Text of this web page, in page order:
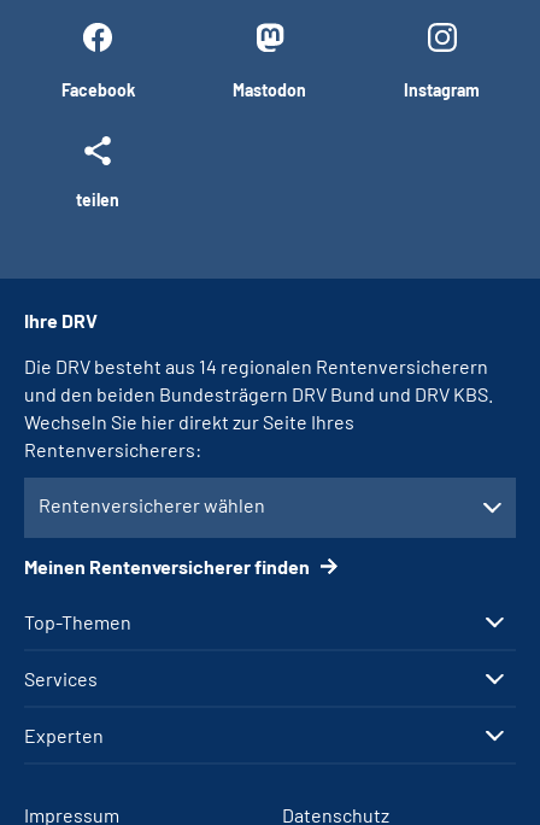
Facebook Mastodon Instagram
teilen
Top-Themen
Services
Experten
Ihre DRV
Die DRV besteht aus 14 regionalen Rentenversicherern
und den beiden Bundesträgern DRV Bund und DRV KBS.
Wechseln Sie hier direkt zur Seite Ihres
Rentenversicherers:
Rentenversicherer wählen
Meinen Rentenversicherer finden
Impressum Datenschutz